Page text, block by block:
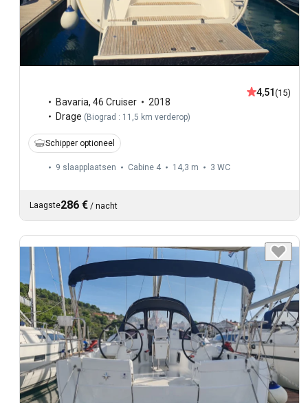
Bavaria, 46 Cruiser
2018
Drage (Biograd : 11,5 km verderop)
4,51(15)
Schipper optioneel
9 slaapplaatsen Cabine 4 14,3 m 3 WC
Laagste286 € / nacht